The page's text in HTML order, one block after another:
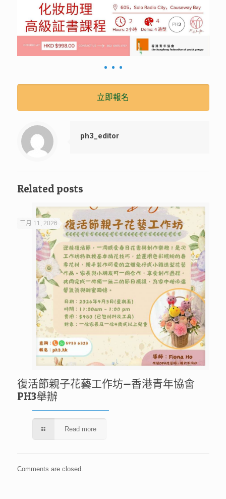
立即報名
ph3_editor
Related posts
三月 11, 2026
復活節親子花藝工作坊—香港青年協會
PH3舉辦
Read more
Comments are closed.